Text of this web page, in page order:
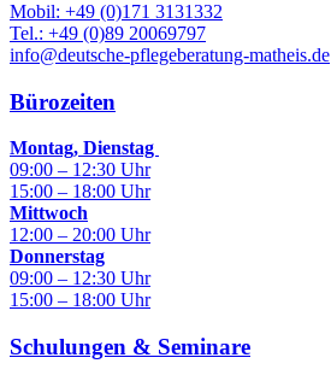
Mobil: +49 (0)171 3131332
Tel.: +49 (0)89 20069797
info@deutsche-pflegeberatung-matheis.de
Bürozeiten
Montag, Dienstag
09:00 – 12:30 Uhr
15:00 – 18:00 Uhr
Mittwoch
12:00 – 20:00 Uhr
Donnerstag
09:00 – 12:30 Uhr
15:00 – 18:00 Uhr
Schulungen & Seminare